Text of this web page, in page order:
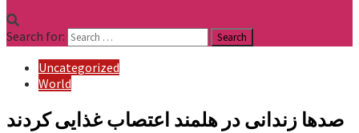
Search for:
Uncategorized
World
صدها زندانی در هلمند اعتصاب غذایی کردند